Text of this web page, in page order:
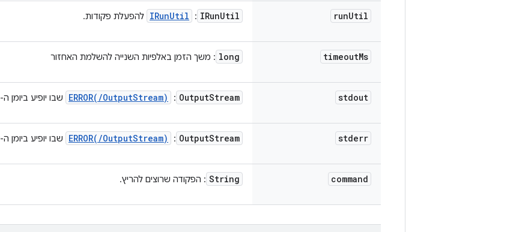
runUtil
IRunUtil
:
IRunUtil להפעלת פקודות.
timeoutMs
long : משך הזמן באלפיות השנייה להשלמת האחזור
stdout
OutputStream
:
ERROR( /OutputStream) שבו יופיע ביומן ה-stdout.
stderr
OutputStream
:
ERROR( /OutputStream) שבו יופיע ביומן ה-stderr.
command
String : הפקודה שרוצים להריץ.